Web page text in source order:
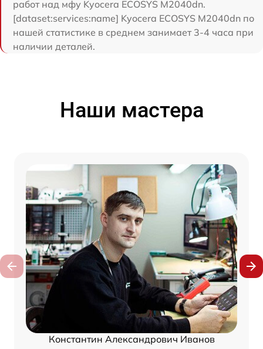
работ над мфу Kyocera ECOSYS M2040dn.
[dataset:services:name] Kyocera ECOSYS M2040dn по
нашей статистике в среднем занимает 3-4 часа при
наличии деталей.
Наши мастера
Константин Александрович Иванов